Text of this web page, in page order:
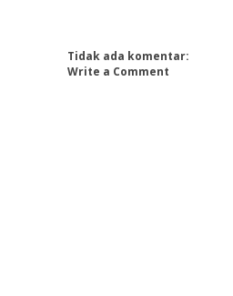
Tidak ada komentar:
Write a Comment